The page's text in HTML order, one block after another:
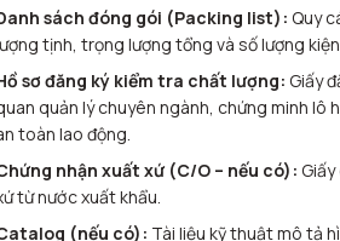
sách đóng gói (Packing list): Quy
tịnh, trọng lượng tổng và số lượng
sơ đăng ký kiểm tra chất lượng: Giấy
quản lý chuyên ngành, chứng minh lô
toàn lao động.
nhận xuất xứ (C/O – nếu có):
từ nước xuất khẩu.
(nếu có): Tài liệu kỹ thuật mô tả